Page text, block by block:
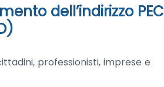
dell’indirizzo PEC
professionisti, imprese e